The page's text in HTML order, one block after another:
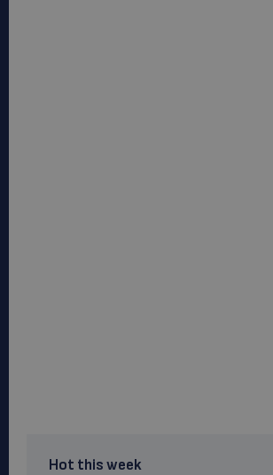
Hot this week